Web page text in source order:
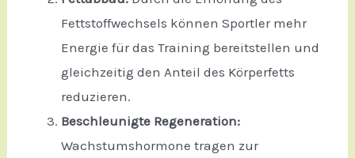
Fettstoffwechsels können Sportler mehr
Energie für das Training bereitstellen und
gleichzeitig den Anteil des Körperfetts
reduzieren.
Beschleunigte Regeneration:
Wachstumshormone tragen zur